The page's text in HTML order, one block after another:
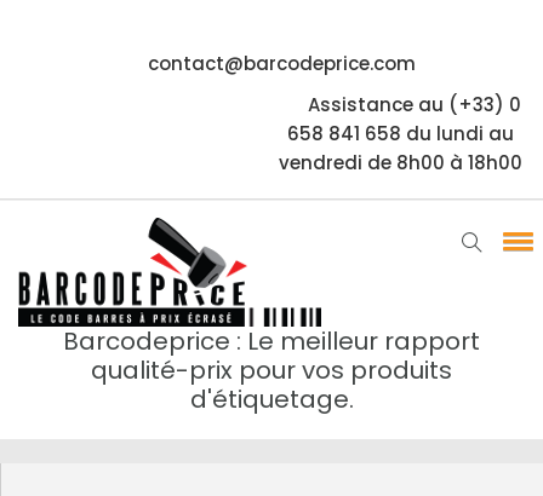
contact@barcodeprice.com
Assistance au (+33) 0
658 841 658 du lundi au
vendredi de 8h00 à 18h00
Barcodeprice : Le meilleur rapport
qualité-prix pour vos produits
d'étiquetage.